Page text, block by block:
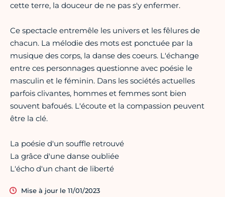
cette terre, la douceur de ne pas s'y enfermer.
Ce spectacle entremêle les univers et les fêlures de
chacun. La mélodie des mots est ponctuée par la
musique des corps, la danse des coeurs. L'échange
entre ces personnages questionne avec poésie le
masculin et le féminin. Dans les sociétés actuelles
parfois clivantes, hommes et femmes sont bien
souvent bafoués. L'écoute et la compassion peuvent
être la clé.
La poésie d'un souffle retrouvé
La grâce d'une danse oubliée
L'écho d'un chant de liberté
Mise à jour le 11/01/2023